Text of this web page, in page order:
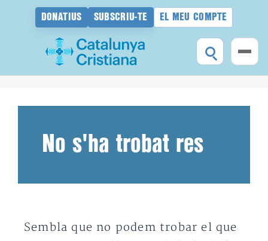
DONATIUS SUBSCRIU-TE EL MEU COMPTE
No s'ha trobat res
Sembla que no podem trobar el que